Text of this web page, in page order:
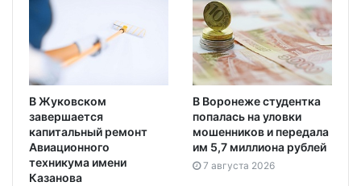
В Жуковском
завершается
капитальный ремонт
Авиационного
техникума имени
Казанова
В Воронеже студентка
попалась на уловки
мошенников и передала
им 5,7 миллиона рублей
7 августа 2026